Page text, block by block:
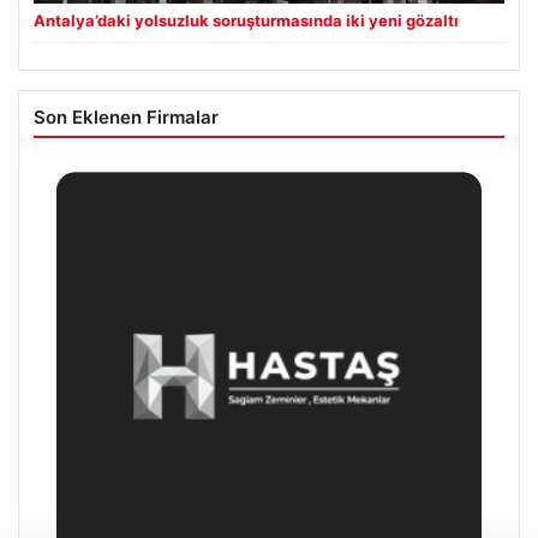
Antalya’daki yolsuzluk soruşturmasında iki yeni gözaltı
Son Eklenen Firmalar